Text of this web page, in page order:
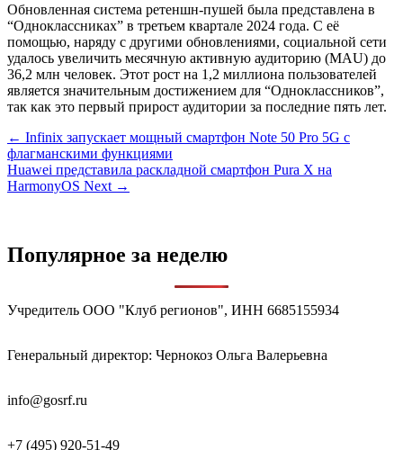
Обновленная система ретеншн-пушей была представлена в
“Одноклассниках” в третьем квартале 2024 года. С её
помощью, наряду с другими обновлениями, социальной сети
удалось увеличить месячную активную аудиторию (MAU) до
36,2 млн человек. Этот рост на 1,2 миллиона пользователей
является значительным достижением для “Одноклассников”,
так как это первый прирост аудитории за последние пять лет.
Навигация
по
записям
← Infinix запускает мощный смартфон Note 50 Pro 5G с
флагманскими функциями
Huawei представила раскладной смартфон Pura X на
HarmonyOS Next →
Популярное за неделю
Учредитель ООО "Клуб регионов", ИНН 6685155934
Генеральный директор: Чернокоз Ольга Валерьевна
info@gosrf.ru
+7 (495) 920-51-49